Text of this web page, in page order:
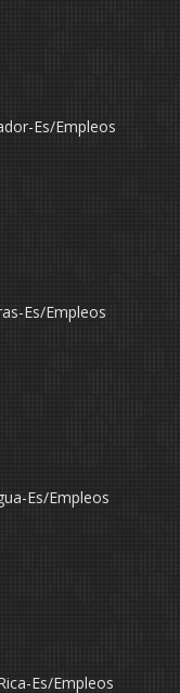
Es/empleos
Es/empleos
Es/empleos
Es/empleos